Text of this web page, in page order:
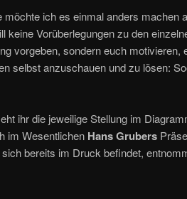
möchte ich es einmal anders machen
keine Vorüberlegungen zu den
vorgeben, sondern euch motivieren,
selbst anzuschauen und zu lösen:
ihr die jeweilige Stellung im
im Wesentlichen Hans Grubers
bereits im Druck befindet,